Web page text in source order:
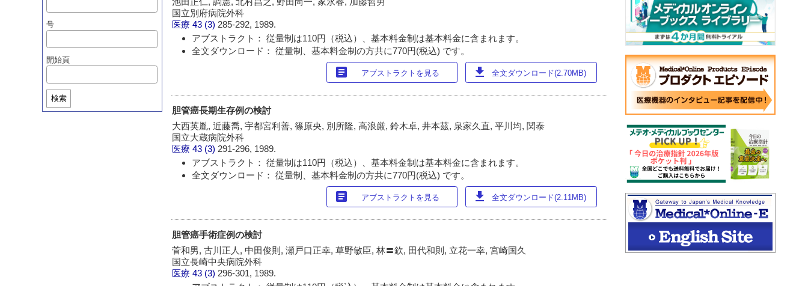
号
開始頁
検索
国立別府病院外科
医療 43 (3) 285-292, 1989.
アブストラクト： 従量制は110円（税込）、基本料金制は基本料金に含まれます。
全文ダウンロード： 従量制、基本料金制の方共に770円(税込) です。
article アブストラクトを見る download 全文ダウンロード(2.70MB)
胆管癌長期生存例の検討
大西英胤, 近藤喬, 宇都宮利善, 篠原央, 別所隆, 高浪厳, 鈴木卓, 井本茲, 泉家久直, 平川均, 関泰
国立大蔵病院外科
医療 43 (3) 291-296, 1989.
アブストラクト： 従量制は110円（税込）、基本料金制は基本料金に含まれます。
全文ダウンロード： 従量制、基本料金制の方共に770円(税込) です。
article アブストラクトを見る download 全文ダウンロード(2.11MB)
胆管癌手術症例の検討
菅和男, 古川正人, 中田俊則, 瀬戸口正幸, 草野敏臣, 林〓欽, 田代和則, 立花一幸, 宮崎国久
国立長崎中央病院外科
医療 43 (3) 296-301, 1989.